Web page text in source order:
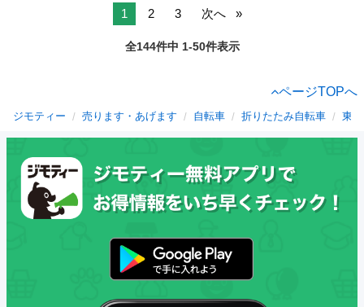
1 2 3 次へ
全144件中 1-50件表示
ページTOPへ
ジモティー 売ります・あげます 自転車 折りたたみ自転車 東